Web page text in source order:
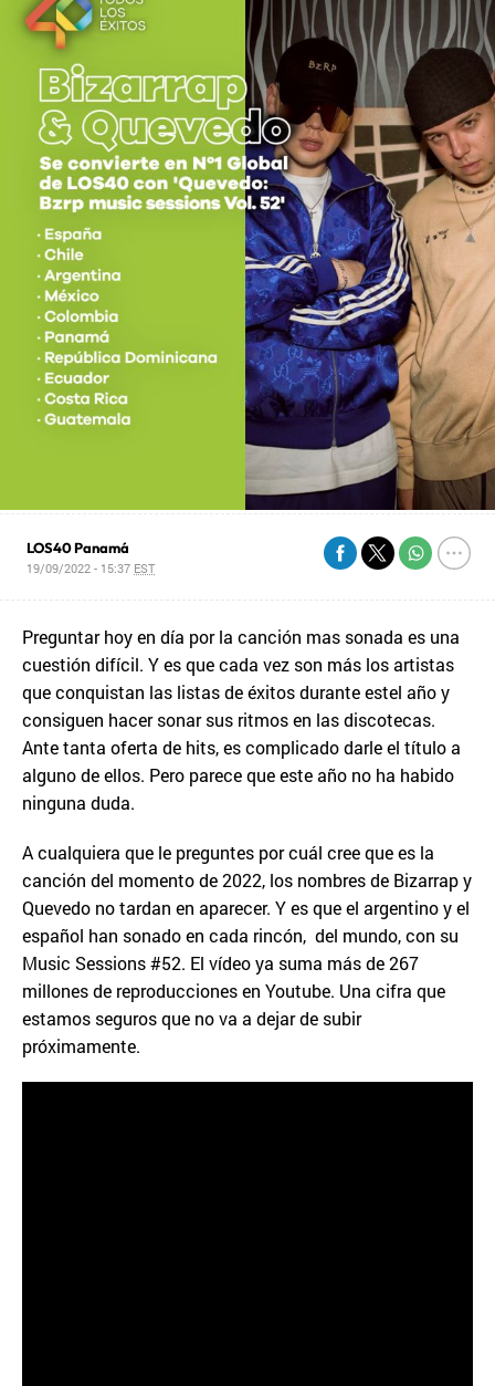
LOS40 Panamá
19/09/2022 - 15:37 EST
Preguntar hoy en día por la canción mas sonada es una
cuestión difícil. Y es que cada vez son más los artistas
que conquistan las listas de éxitos durante estel año y
consiguen hacer sonar sus ritmos en las discotecas.
Ante tanta oferta de hits, es complicado darle el título a
alguno de ellos. Pero parece que este año no ha habido
ninguna duda.
A cualquiera que le preguntes por cuál cree que es la
canción del momento de 2022, los nombres de Bizarrap y
Quevedo no tardan en aparecer. Y es que el argentino y el
español han sonado en cada rincón, del mundo, con su
Music Sessions #52. El vídeo ya suma más de 267
millones de reproducciones en Youtube. Una cifra que
estamos seguros que no va a dejar de subir
próximamente.